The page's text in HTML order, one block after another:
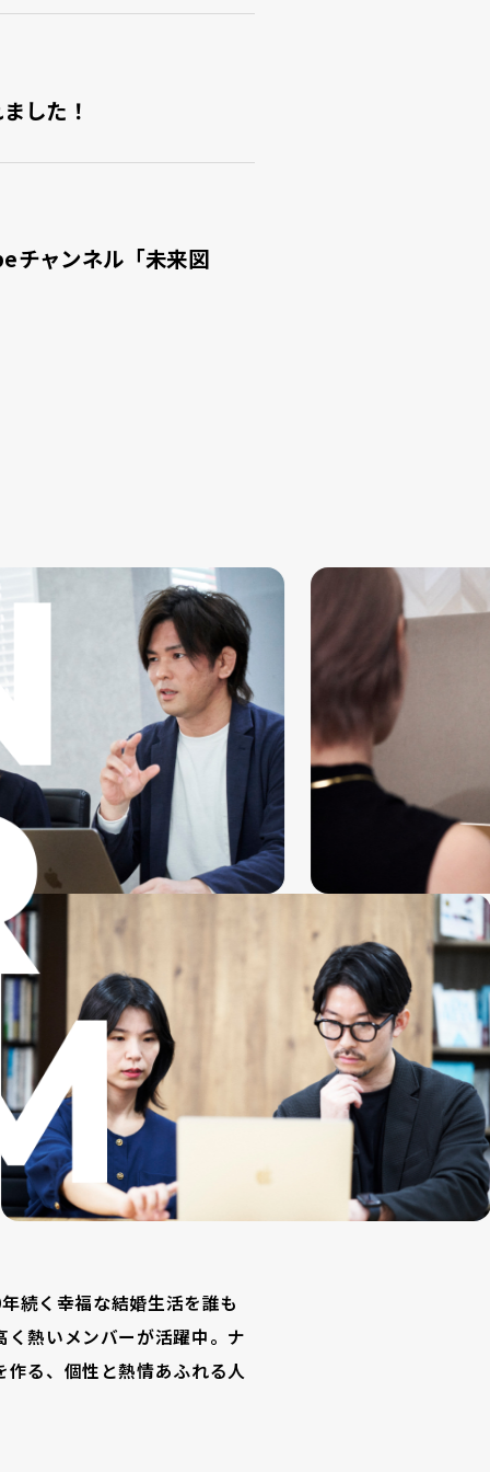
した！
チャンネル「未来図
続く幸福な結婚生活を誰も
熱いメンバーが活躍中。ナ
る、個性と熱情あふれる人